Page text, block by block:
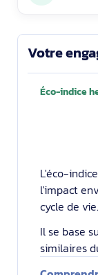
Votre
Éco-indice
L'éco-
l'impact
cycle de vie.
Il se base
similaires